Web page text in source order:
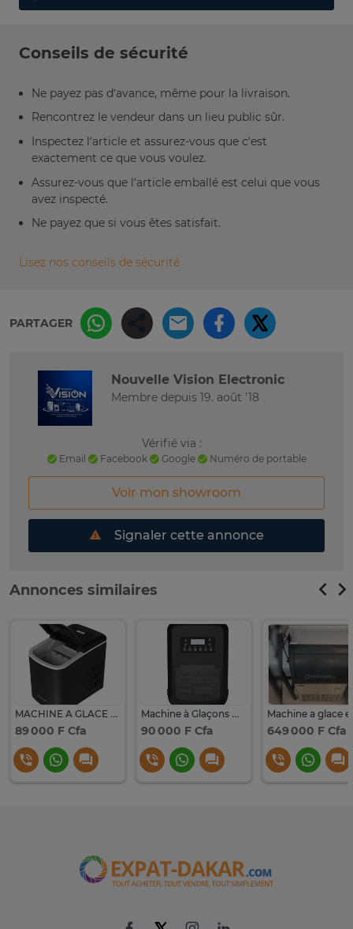
Conseils de sécurité
Ne payez pas d’avance, même pour la livraison.
Rencontrez le vendeur dans un lieu public sûr.
Inspectez l’article et assurez-vous que c’est
exactement ce que vous voulez.
Assurez-vous que l’article emballé est celui que vous
avez inspecté.
Ne payez que si vous êtes satisfait.
Lisez nos conseils de sécurité
PARTAGER
Nouvelle Vision Electronic
Membre depuis 19. août '18
Vérifié via :
Email Facebook Google Numéro de portable
Voir mon showroom
Signaler cette annonce
Annonces similaires
MACHINE A GLACE HISENSE 15KG NOIR INOX HICM1504
89 000 F Cfa
Machine à Glaçons Hisense 15KG Noir Inox ICM1504
90 000 F Cfa 649 000 F Cfa